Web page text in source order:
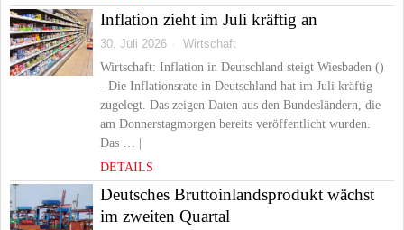
Inflation zieht im Juli kräftig an
30. Juli 2026
Wirtschaft
Wirtschaft: Inflation in Deutschland steigt Wiesbaden ()
- Die Inflationsrate in Deutschland hat im Juli kräftig
zugelegt. Das zeigen Daten aus den Bundesländern, die
am Donnerstagmorgen bereits veröffentlicht wurden.
Das … |
DETAILS
Deutsches Bruttoinlandsprodukt wächst
im zweiten Quartal